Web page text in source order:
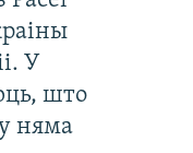
У
што
няма